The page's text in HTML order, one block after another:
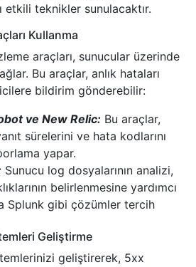
etkili teknikler sunulacaktır.
Kullanma
araçları, sunucular üzerinde
Bu araçlar, anlık hataları
bildirim gönderebilir:
ve New Relic: Bu araçlar,
sürelerini ve hata kodlarını
yapar.
Sunucu log dosyalarının analizi,
belirlenmesine yardımcı
Splunk gibi çözümler tercih
Geliştirme
geliştirerek, 5xx